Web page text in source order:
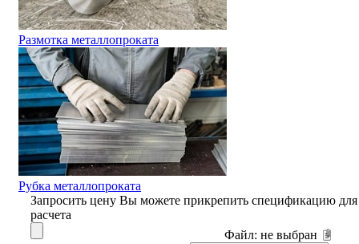
Размотка металлопроката
Рубка металлопроката
Запросить цену Вы можете прикрепить спецификацию для
расчета
Файл: не выбран